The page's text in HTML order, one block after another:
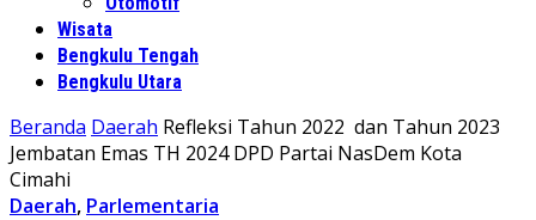
Wisata
Bengkulu Tengah
Bengkulu Utara
Beranda Daerah Refleksi Tahun 2022 dan Tahun 2023
Jembatan Emas TH 2024 DPD Partai NasDem Kota
Cimahi
Daerah, Parlementaria